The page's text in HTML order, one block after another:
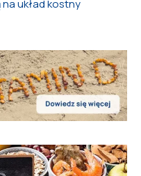
układ kostny